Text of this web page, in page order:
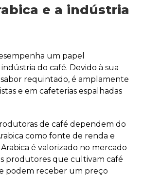
e a indústria
um papel
do café. Devido à sua
requintado, é amplamente
e em cafeterias espalhadas
de café dependem do
como fonte de renda e
é valorizado no mercado
produtores que cultivam café
podem receber um preço